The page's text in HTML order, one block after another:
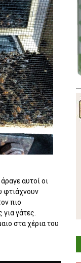
αυτοί οι
φτιάχνουν
πιο
γάτες.
στα χέρια του